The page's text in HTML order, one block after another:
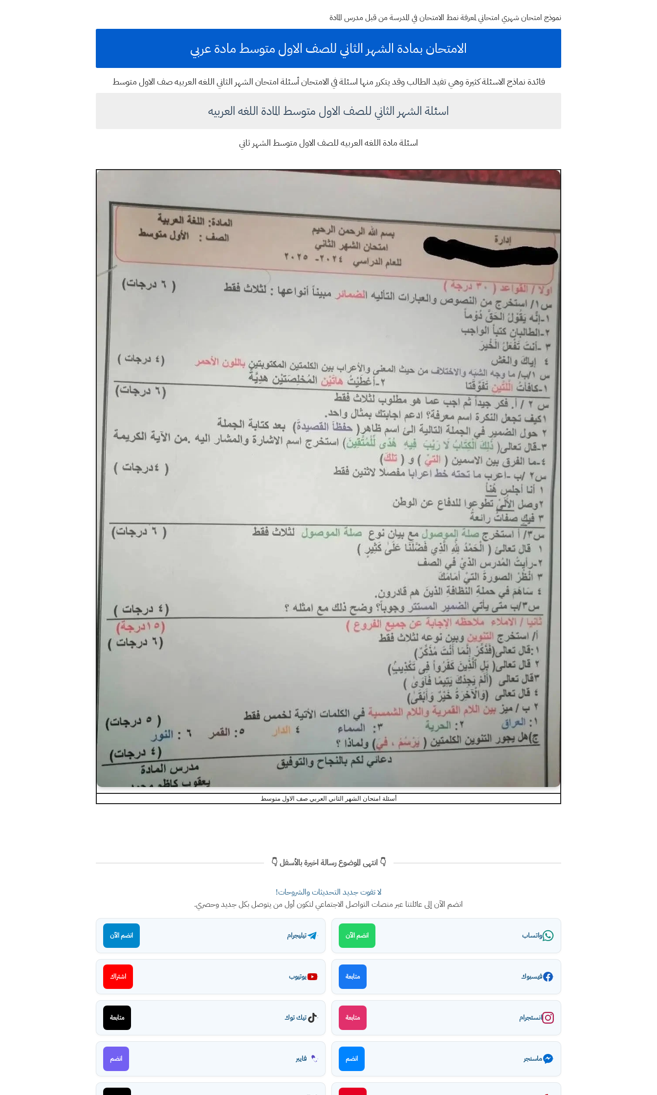
نموذج امتحان شهري امتحاني لمعرفة نمط الامتحان في المدرسة من قبل مدرس المادة
الامتحان بمادة الشهر الثاني للصف الاول متوسط مادة عربي
فائدة نماذج الاسئلة كثيرة وهي تفيد الطالب وقد يتكرر منها اسئلة في الامتحان أسئلة امتحان الشهر الثاني اللغه العربيه صف الاول متوسط
اسئلة الشهر الثاني للصف الاول متوسط المادة اللغه العربيه
اسئلة مادة اللغه العربيه للصف الاول متوسط الشهر ثاني
أسئلة امتحان الشهر الثاني العربي صف الاول متوسط
👇 انتهى الموضوع رسالة اخيرة بالأسفل 👇
لا تفوت جديد التحديثات والشروحات!
انضم الآن إلى عائلتنا عبر منصات التواصل الاجتماعي لتكون أول من يتوصل بكل جديد وحصري.
واتساب انضم الآن تيليجرام انضم الآن
فيسبوك متابعة يوتيوب اشتراك
انستجرام متابعة تيك توك متابعة
ماسنجر انضم فايبر انضم